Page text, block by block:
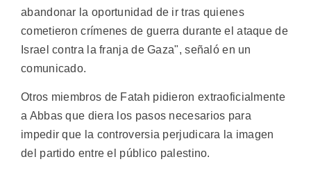
abandonar la oportunidad de ir tras quienes
cometieron crímenes de guerra durante el ataque de
Israel contra la franja de Gaza", señaló en un
comunicado.
Otros miembros de Fatah pidieron extraoficialmente
a Abbas que diera los pasos necesarios para
impedir que la controversia perjudicara la imagen
del partido entre el público palestino.